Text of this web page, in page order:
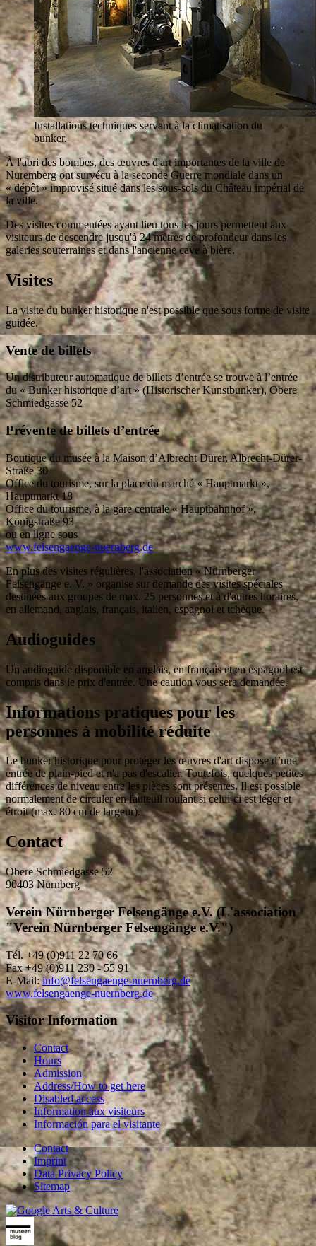
Installations techniques servant à la climatisation du
bunker.
À l'abri des bombes, des œuvres d'art importantes de la ville de
Nuremberg ont survécu à la seconde Guerre mondiale dans un
« dépôt » improvisé situé dans les sous-sols du Château impérial de
la ville.
Des visites commentées ayant lieu tous les jours permettent aux
visiteurs de descendre jusqu'à 24 mètres de profondeur dans les
galeries souterraines et dans l'ancienne cave à bière.
Visites
La visite du bunker historique n'est possible que sous forme de visite
guidée.
Vente de billets
Un distributeur automatique de billets d’entrée se trouve à l’entrée
du « Bunker historique d’art » (Historischer Kunstbunker), Obere
Schmiedgasse 52
Prévente de billets d’entrée
Boutique du musée à la Maison d’Albrecht Dürer, Albrecht-Dürer-
Straße 30
Office du tourisme, sur la place du marché « Hauptmarkt »,
Hauptmarkt 18
Office du tourisme, à la gare centrale « Hauptbahnhof »,
Königstraße 93
ou en ligne sous
www.felsengaenge-nuernberg.de
En plus des visites régulières, l'association « Nürnberger
Felsengänge e. V. » organise sur demande des visites spéciales
destinées aux groupes de max. 25 personnes et à d'autres horaires,
en allemand, anglais, français, italien, espagnol et tchèque.
Audioguides
Un audioguide disponible en anglais, en français et en espagnol est
compris dans le prix d'entrée. Une caution vous sera demandée.
Informations pratiques pour les
personnes à mobilité réduite
Le bunker historique pour protéger les œuvres d'art dispose d’une
entrée de plain-pied et n'a pas d'escalier. Toutefois, quelques petites
différences de niveau entre les pièces sont présentes. Il est possible
normalement de circuler en fauteuil roulant si celui-ci est léger et
étroit (max. 80 cm de largeur).
Contact
Obere Schmiedgasse 52
90403 Nürnberg
Verein Nürnberger Felsengänge e.V. (L'association
"Verein Nürnberger Felsengänge e.V.")
Tél. +49 (0)911 22 70 66
Fax +49 (0)911 230 - 55 91
E-Mail:info@felsengaenge-nuernberg.de
www.felsengaenge-nuernberg.de
Visitor Information
Contact
Hours
Admission
Address/How to get here
Disabled access
Information aux visiteurs
Información para el visitante
Contact
Imprint
Data Privacy Policy
Sitemap